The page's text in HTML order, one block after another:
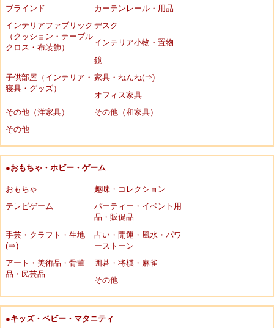
ブラインド
カーテンレール・用品
インテリアファブリック
（クッション・テーブル
クロス・布装飾）
デスク
インテリア小物・置物
鏡
子供部屋（インテリア・
寝具・グッズ）
家具・ねんね(⇒)
オフィス家具
その他（洋家具）
その他（和家具）
その他
●おもちゃ・ホビー・ゲーム
おもちゃ
趣味・コレクション
テレビゲーム
パーティー・イベント用
品・販促品
手芸・クラフト・生地
(⇒)
占い・開運・風水・パワ
ーストーン
アート・美術品・骨董
品・民芸品
囲碁・将棋・麻雀
その他
●キッズ・ベビー・マタニティ